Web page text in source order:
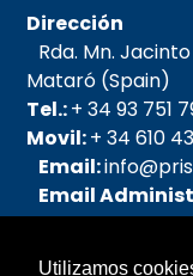
Utilizamos
Dirección
Rda. Mn.
Mataró (Spain)
Tel.:+ 34 93 751
Movil:+ 34 610
Email:
Email